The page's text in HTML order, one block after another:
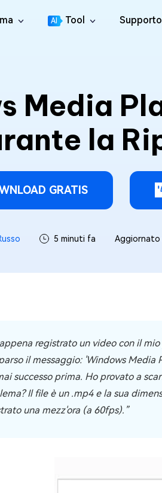
File Deleter
i File Duplicati
New
e pulisci i file spazzatura su Mac
errori DLL su Windows
Genius
AI Tool
4DDiG Video Repair
Riparare i Video
4DDiG Photo Repair
Riparare le foto
4DDiG Document
Riparare documenti
4DDiG Audio Repair
Supporto
Centro
Come
Tutti i
Canale
Media
la
GRATIS
5 minuti fa Aggiornato
registrato un video con il
il messaggio: 'Windows
successo prima. Ho provato a
Il file è un .mp4 e la sua
una mezz'ora (a 60fps).”